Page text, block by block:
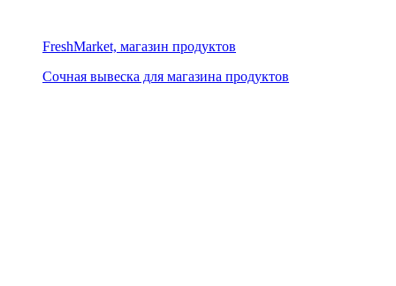
FreshMarket, магазин продуктов
Сочная вывеска для магазина продуктов